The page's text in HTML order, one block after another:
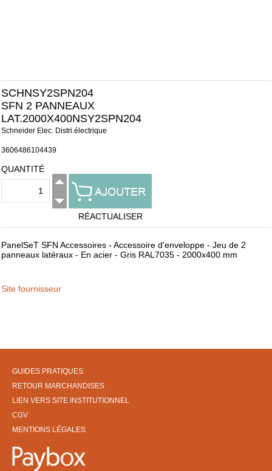
SCHNSY2SPN204
SFN 2 PANNEAUX
LAT.2000X400NSY2SPN204
Schneider Elec. Distri.électrique
3606486104439
QUANTITÉ
RÉACTUALISER
PanelSeT SFN Accessoires - Accessoire d'enveloppe - Jeu de 2
panneaux latéraux - En acier - Gris RAL7035 - 2000x400 mm
Site fournisseur
GUIDES PRATIQUES
RETOUR MARCHANDISES
LIEN VERS SITE INSTITUTIONNEL
CGV
MENTIONS LÉGALES